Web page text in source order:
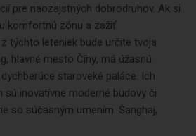
pre naozajstných dobrodruhov. Ak si
komfortnú zónu a zažiť
týchto leteniek bude určite tvoja
hlavné mesto Číny, má úžasnú
staroveké paláce. Ich
inovatívne moderné budovy či
so súčasným umením. Šanghaj,